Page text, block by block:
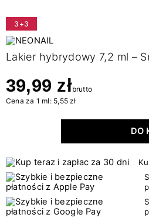
3+3
Lakier hybrydowy 7,2 ml –
39,99 złbrutto
Cena za 1 ml: 5,55 zł
DO